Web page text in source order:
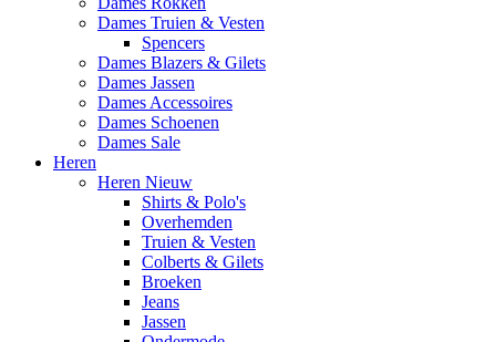
Dames Truien & Vesten
Spencers
Dames Blazers & Gilets
Dames Jassen
Dames Accessoires
Dames Schoenen
Dames Sale
Heren
Heren Nieuw
Shirts & Polo's
Overhemden
Truien & Vesten
Colberts & Gilets
Broeken
Jeans
Jassen